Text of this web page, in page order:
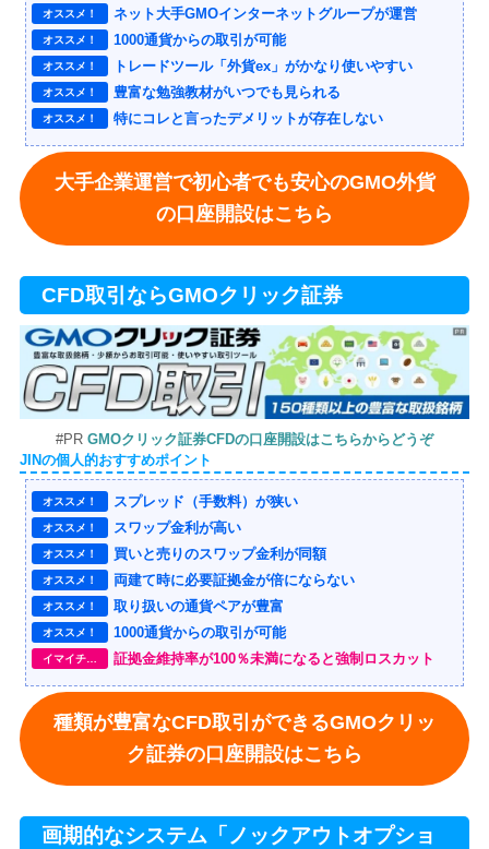
オススメ！ ネット大手GMOインターネットグループが運営
オススメ！ 1000通貨からの取引が可能
オススメ！ トレードツール「外貨ex」がかなり使いやすい
オススメ！ 豊富な勉強教材がいつでも見られる
オススメ！ 特にコレと言ったデメリットが存在しない
大手企業運営で初心者でも安心のGMO外貨
の口座開設はこちら
CFD取引ならGMOクリック証券
#PR GMOクリック証券CFDの口座開設はこちらからどうぞ
JINの個人的おすすめポイント
オススメ！ スプレッド（手数料）が狭い
オススメ！ スワップ金利が高い
オススメ！ 買いと売りのスワップ金利が同額
オススメ！ 両建て時に必要証拠金が倍にならない
オススメ！ 取り扱いの通貨ペアが豊富
オススメ！ 1000通貨からの取引が可能
イマイチ… 証拠金維持率が100％未満になると強制ロスカット
種類が豊富なCFD取引ができるGMOクリッ
ク証券の口座開設はこちら
画期的なシステム「ノックアウトオプショ